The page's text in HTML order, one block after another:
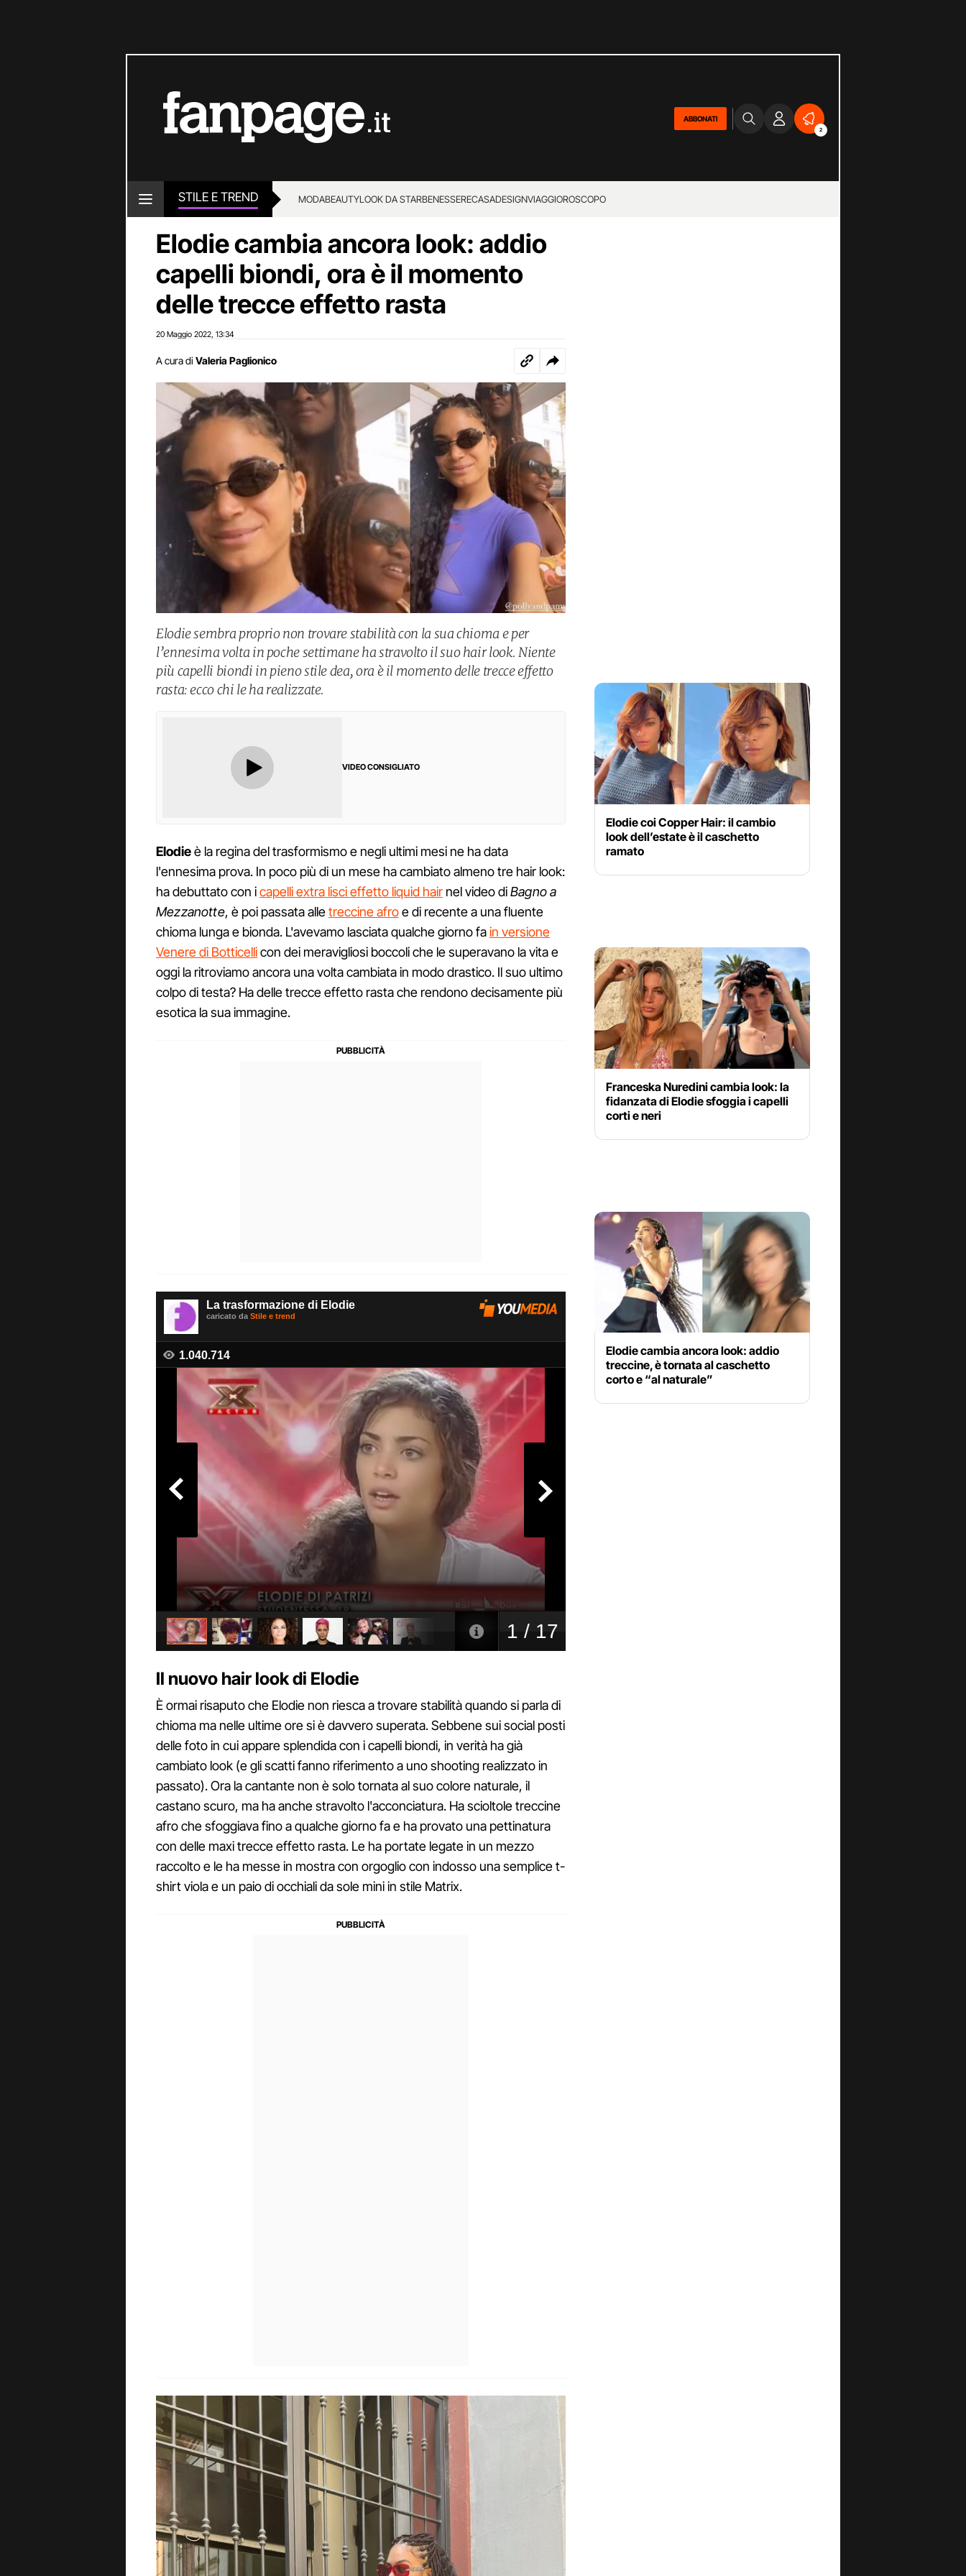
ABBONATI
2
STILE E TREND MODABEAUTYLOOK DA STARBENESSERECASADESIGNVIAGGIOROSCOPO
Elodie cambia ancora look: addio
capelli biondi, ora è il momento
delle trecce effetto rasta
20 Maggio 2022 13:34
A cura di Valeria Paglionico
Elodie sembra proprio non trovare stabilità con la sua chioma e per
l’ennesima volta in poche settimane ha stravolto il suo hair look. Niente
più capelli biondi in pieno stile dea, ora è il momento delle trecce effetto
rasta: ecco chi le ha realizzate.
VIDEO CONSIGLIATO
Elodieè la regina del trasformismo e negli ultimi mesi ne ha data
l'ennesima prova. In poco più di un mese ha cambiato almeno tre hair look:
ha debuttato con icapelli extra lisci effetto liquid hair nel video diBagno a
Mezzanotte, è poi passata alletreccine afroe di recente a una fluente
chioma lunga e bionda. L'avevamo lasciata qualche giorno fain versione
Venere di Botticellicon dei meravigliosi boccoli che le superavano la vita e
oggi la ritroviamo ancora una volta cambiata in modo drastico. Il suo ultimo
colpo di testa? Ha delle trecce effetto rasta che rendono decisamente più
esotica la sua immagine.
Il nuovo hair look di Elodie
È ormai risaputo che Elodie non riesca a trovare stabilità quando si parla di
chioma ma nelle ultime ore si è davvero superata. Sebbene sui social posti
delle foto in cui appare splendida con i capelli biondi, in verità ha già
cambiato look (e gli scatti fanno riferimento a uno shooting realizzato in
passato). Ora la cantante non è solo tornata al suo colore naturale, il
castano scuro, ma ha anche stravolto l'acconciatura. Ha scioltole treccine
afro che sfoggiava fino a qualche giorno fa e ha provato una pettinatura
con delle maxi trecce effetto rasta. Le ha portate legate in un mezzo
raccolto e le ha messe in mostra con orgoglio con indosso una semplice t-
shirt viola e un paio di occhiali da sole mini in stile Matrix.
Elodie coi Copper Hair: il cambio
look dell’estate è il caschetto
ramato
Franceska Nuredini cambia look: la
fidanzata di Elodie sfoggia i capelli
corti e neri
Elodie cambia ancora look: addio
treccine, è tornata al caschetto
corto e “al naturale”